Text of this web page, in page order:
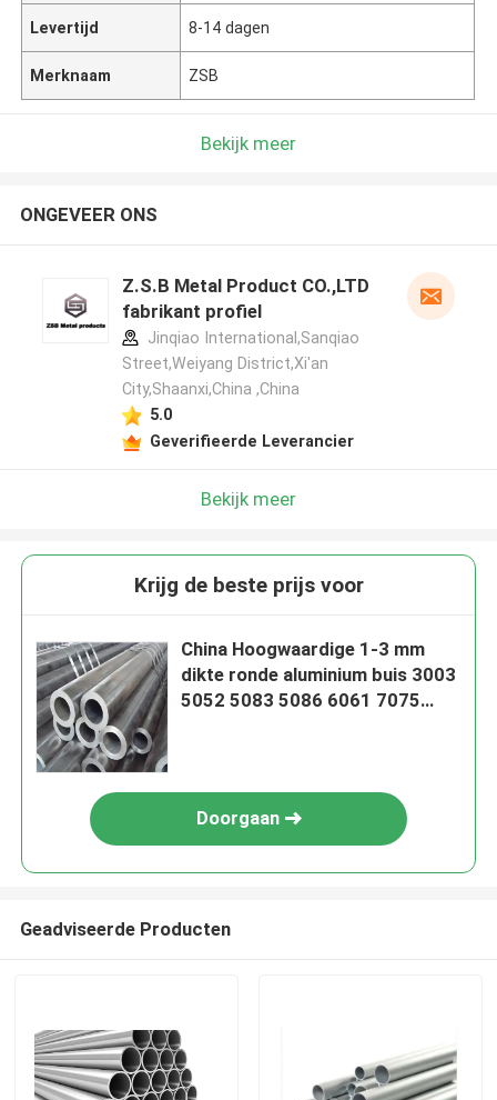
Levertijd 8-14 dagen
Merknaam ZSB
Bekijk meer
ONGEVEER ONS
Z.S.B Metal Product CO.,LTD
fabrikant profiel
Jinqiao International,Sanqiao
Street,Weiyang District,Xi'an
City,Shaanxi,China ,China
5.0
Geverifieerde Leverancier
Bekijk meer
Krijg de beste prijs voor
China Hoogwaardige 1-3 mm
dikte ronde aluminium buis 3003
5052 5083 5086 6061 7075
Doorgaan
Geadviseerde Producten